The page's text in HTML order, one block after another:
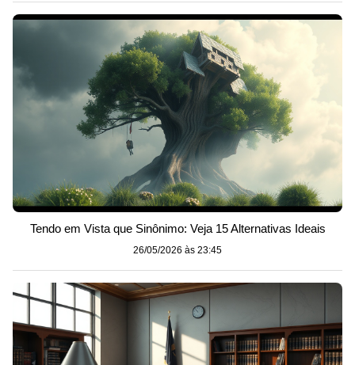
Tendo em Vista que Sinônimo: Veja 15 Alternativas Ideais
26/05/2026 às 23:45